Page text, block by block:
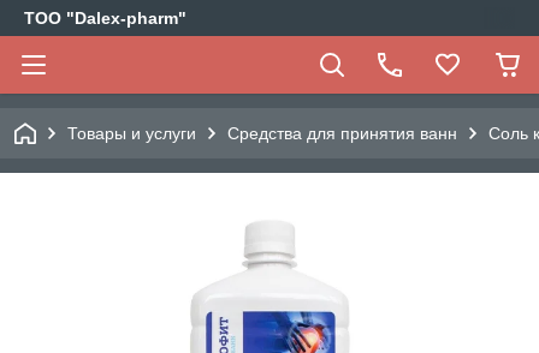
ТОО "Dalex-pharm"
Товары и услуги Средства для принятия ванн Соль